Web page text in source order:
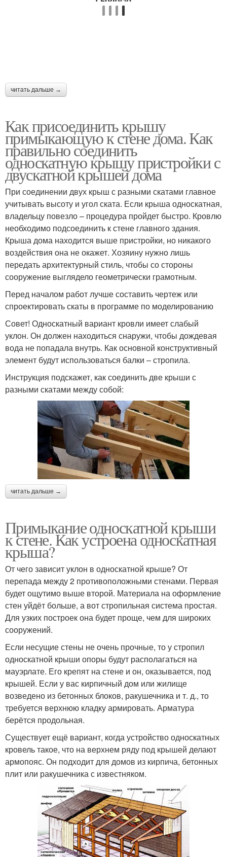
читать дальше →
Как присоединить крышу
примыкающую к стене дома. Как
правильно соединить
односкатную крышу пристройки с
двускатной крышей дома
При соединении двух крыш с разными скатами главное
учитывать высоту и угол ската. Если крыша односкатная,
владельцу повезло – процедура пройдет быстро. Кровлю
необходимо подсоединить к стене главного здания.
Крыша дома находится выше пристройки, но никакого
воздействия она не окажет. Хозяину нужно лишь
передать архитектурный стиль, чтобы со стороны
сооружение выглядело геометрически грамотным.
Перед началом работ лучше составить чертеж или
спроектировать скаты в программе по моделированию
Совет! Односкатный вариант кровли имеет слабый
уклон. Он должен находиться снаружи, чтобы дождевая
вода не попадала внутрь. Как основной конструктивный
элемент будут использоваться балки – стропила.
Инструкция подскажет, как соединить две крыши с
разными скатами между собой:
читать дальше →
Примыкание односкатной крыши
к стене. Как устроена односкатная
крыша?
От чего зависит уклон в односкатной крыше? От
перепада между 2 противоположными стенами. Первая
будет ощутимо выше второй. Материала на оформление
стен уйдёт больше, а вот стропильная система простая.
Для узких построек она будет проще, чем для широких
сооружений.
Если несущие стены не очень прочные, то у стропил
односкатной крыши опоры будут располагаться на
мауэрлате. Его крепят на стене и он, оказывается, под
крышей. Если у вас кирпичный дом или жилище
возведено из бетонных блоков, ракушечника и т. д., то
требуется верхнюю кладку армировать. Арматура
берётся продольная.
Существует ещё вариант, когда устройство односкатных
кровель такое, что на верхнем ряду под крышей делают
армопояс. Он подходит для домов из кирпича, бетонных
плит или ракушечника с известняком.